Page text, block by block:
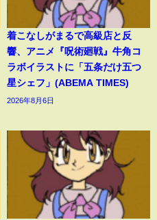
着こなしがまるで高級店と反
響、アニメ『呪術廻戦』牛角コ
ラボイラストに「五条だけ五つ
星シェフ」(ABEMA TIMES)
2026年8月6日